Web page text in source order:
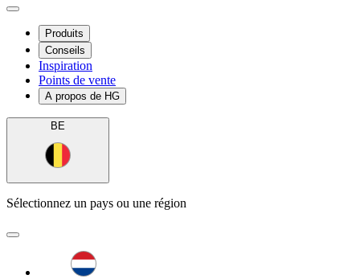
Produits
Conseils
Inspiration
Points de vente
A propos de HG
BE
Sélectionnez un pays ou une région